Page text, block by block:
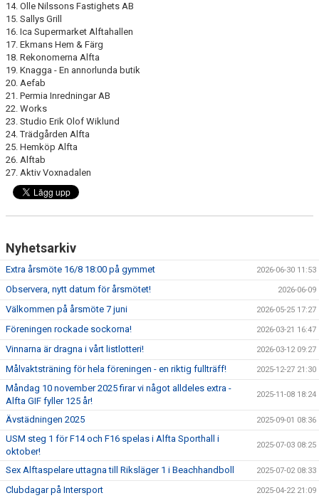
14. Olle Nilssons Fastighets AB
15. Sallys Grill
16. Ica Supermarket Alftahallen
17. Ekmans Hem & Färg
18. Rekonomerna Alfta
19. Knagga - En annorlunda butik
20. Aefab
21. Permia Inredningar AB
22. Works
23. Studio Erik Olof Wiklund
24. Trädgården Alfta
25. Hemköp Alfta
26. Alftab
27. Aktiv Voxnadalen
Nyhetsarkiv
Extra årsmöte 16/8 18:00 på gymmet 2026-06-30 11:53
Observera, nytt datum för årsmötet! 2026-06-09
Välkommen på årsmöte 7 juni 2026-05-25 17:27
Föreningen rockade sockorna! 2026-03-21 16:47
Vinnarna är dragna i vårt listlotteri! 2026-03-12 09:27
Målvaktsträning för hela föreningen - en riktig fullträff! 2025-12-27 21:30
Måndag 10 november 2025 firar vi något alldeles extra -
Alfta GIF fyller 125 år!
2025-11-08 18:24
Ävstädningen 2025 2025-09-01 08:36
USM steg 1 för F14 och F16 spelas i Alfta Sporthall i
oktober!
2025-07-03 08:25
Sex Alftaspelare uttagna till Riksläger 1 i Beachhandboll 2025-07-02 08:33
Clubdagar på Intersport 2025-04-22 21:09